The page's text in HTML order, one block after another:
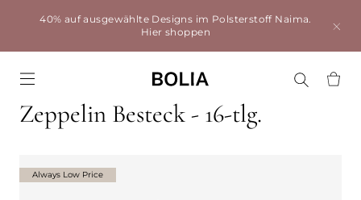
40% auf ausgewählte Designs im Polsterstoff Naima.
Hier shoppen
Zeppelin Besteck - 16-tlg.
Always Low Price